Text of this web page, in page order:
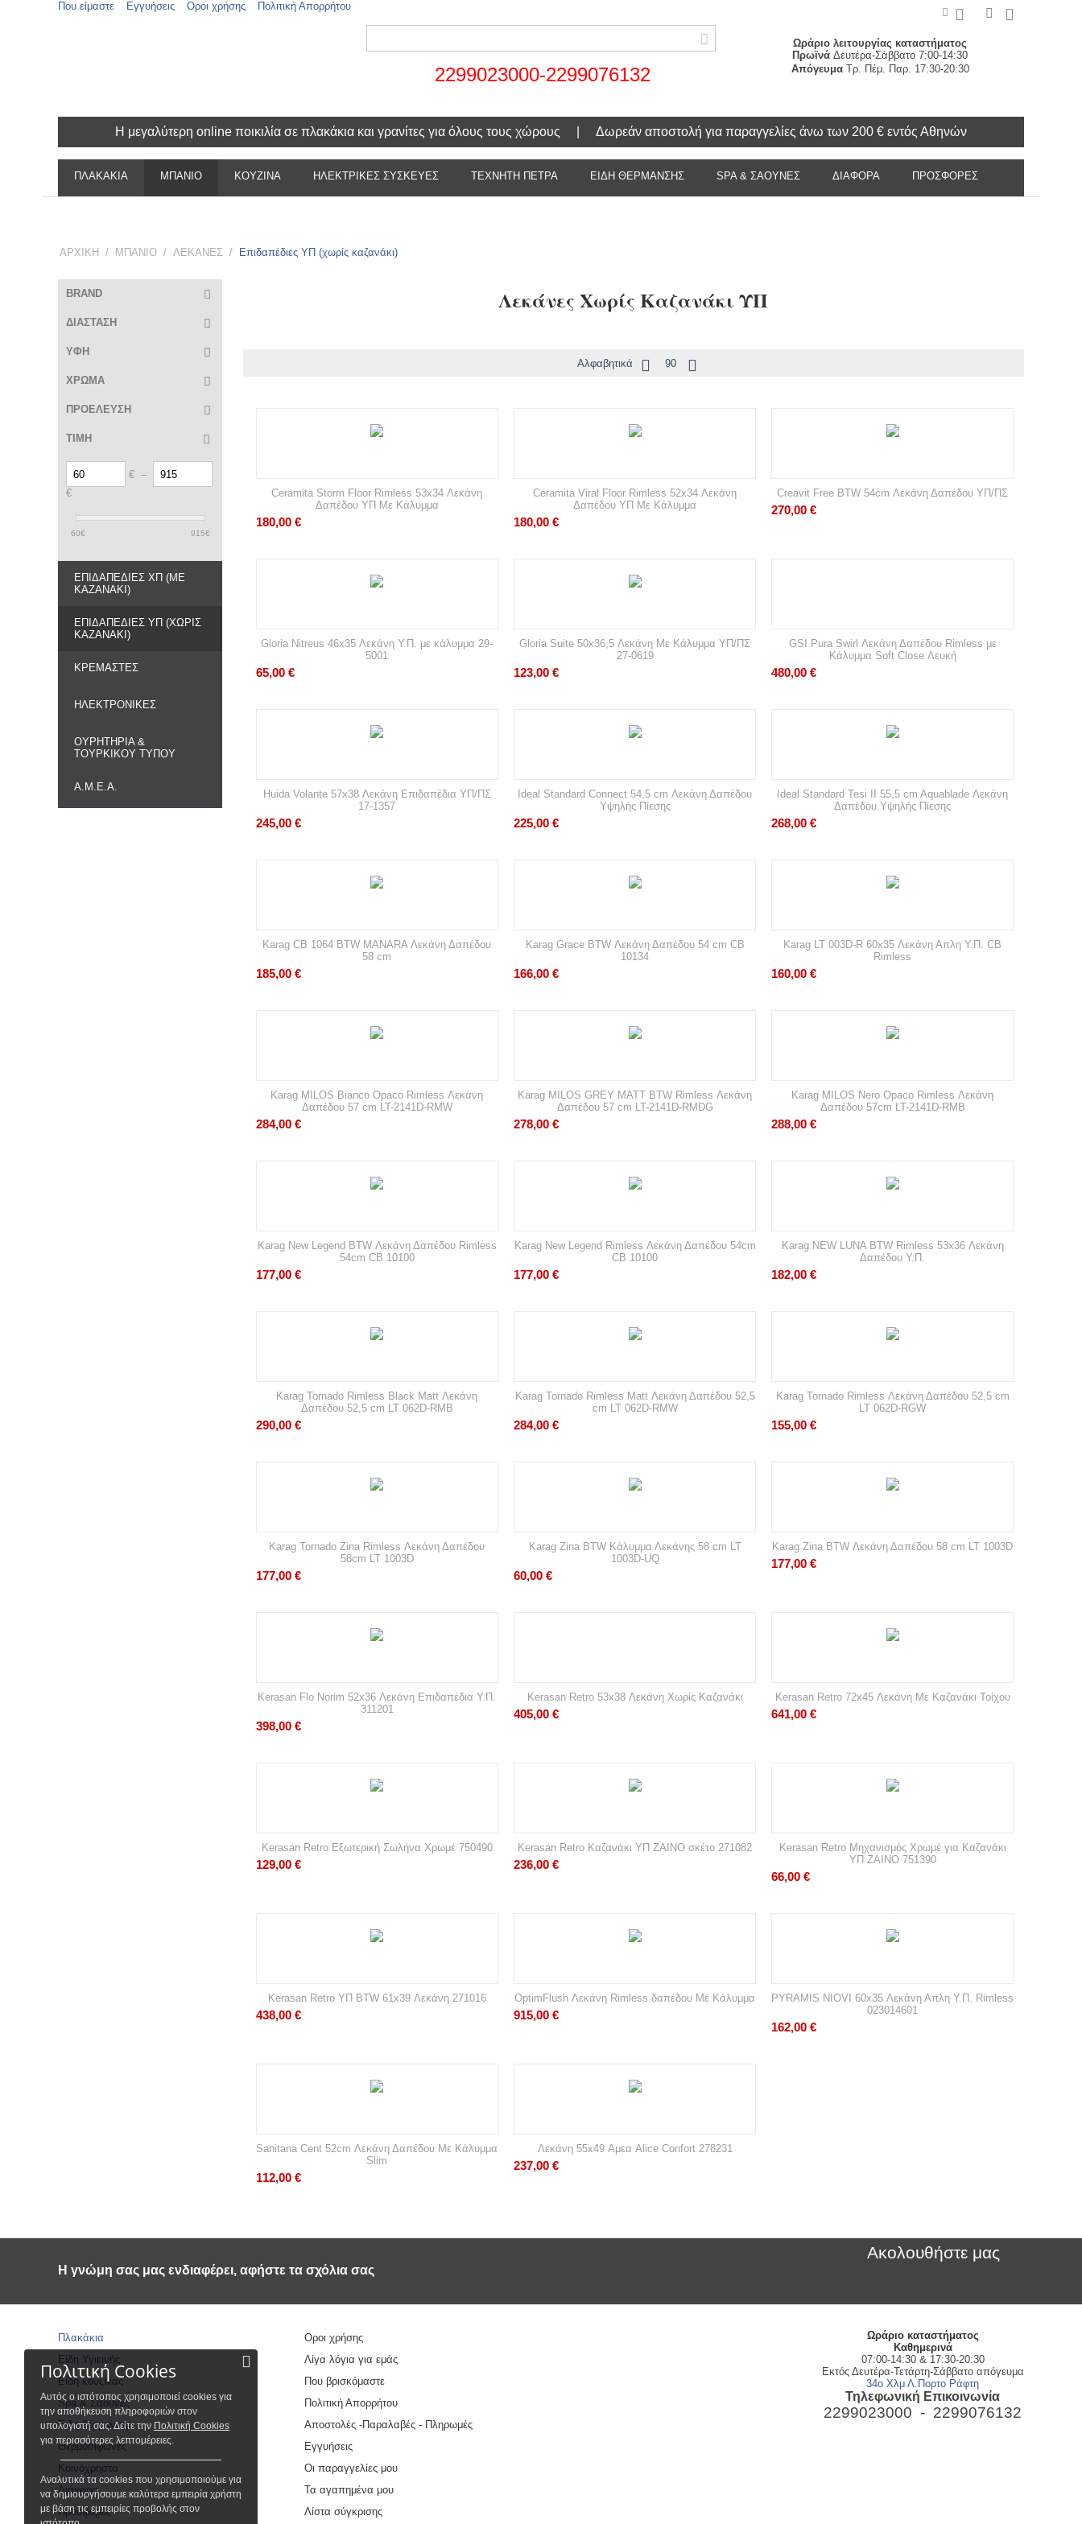
Που είμαστε Εγγυήσεις Οροι χρήσης Πολιτική Απορρήτου
2299023000-2299076132
Ωράριο λειτουργίας καταστήματος
ΠρωϊνάΔευτέρα-Σάββατο 7:00-14:30
Απόγευμα Τρ. Πέμ. Παρ. 17:30-20:30
Η μεγαλύτερη online ποικιλία σε πλακάκια και γρανίτες για όλους τους χώρους | Δωρεάν αποστολή για παραγγελίες άνω των 200 € εντός Αθηνών
ΠΛΑΚΑΚΙΑ ΜΠΑΝΙΟ ΚΟΥΖΙΝΑ ΗΛΕΚΤΡΙΚΕΣ ΣΥΣΚΕΥΕΣ ΤΕΧΝΗΤΗ ΠΕΤΡΑ ΕΙΔΗ ΘΕΡΜΑΝΣΗΣ SPA & ΣΑΟΥΝΕΣ ΔΙΑΦΟΡΑ ΠΡΟΣΦΟΡΈΣ
ΑΡΧΙΚΗ / ΜΠΑΝΙΟ / ΛΕΚΑΝΕΣ / Επιδαπέδιες ΥΠ (χωρίς καζανάκι)
BRAND
ΔΙΑΣΤΑΣΗ
ΥΦΗ
ΧΡΩΜΑ
ΠΡΟΕΛΕΥΣΗ
ΤΙΜΗ
€ –
€
60€ 915€
ΕΠΙΔΑΠΈΔΙΕΣ ΧΠ (ΜΕ
ΚΑΖΑΝΆΚΙ)
ΕΠΙΔΑΠΈΔΙΕΣ ΥΠ (ΧΩΡΊΣ
ΚΑΖΑΝΆΚΙ)
ΚΡΕΜΑΣΤΈΣ
ΗΛΕΚΤΡΟΝΙΚΈΣ
ΟΥΡΗΤΉΡΙΑ &
ΤΟΎΡΚΙΚΟΥ ΤΎΠΟΥ
Α.Μ.Ε.Α.
Λεκάνες Χωρίς Καζανάκι ΥΠ
Αλφαβητικά 90
Ceramita Storm Floor Rimless 53x34 Λεκάνη
Δαπέδου ΥΠ Με Κάλυμμα
180,00 €
Ceramita Viral Floor Rimless 52x34 Λεκάνη
Δαπέδου ΥΠ Με Κάλυμμα
180,00 €
Creavit Free BTW 54cm Λεκάνη Δαπέδου ΥΠ/ΠΣ
270,00 €
Gloria Nitreus 46x35 Λεκάνη Υ.Π. με κάλυμμα 29-
5001
65,00 €
Gloria Suite 50x36,5 Λεκάνη Με Κάλυμμα ΥΠ/ΠΣ
27-0619
123,00 €
GSI Pura Swirl Λεκάνη Δαπέδου Rimless με
Κάλυμμα Soft Close Λευκή
480,00 €
Huida Volante 57x38 Λεκάνη Επιδαπέδια ΥΠ/ΠΣ
17-1357
245,00 €
Ideal Standard Connect 54,5 cm Λεκάνη Δαπέδου
Υψηλής Πίεσης
225,00 €
Ideal Standard Tesi II 55,5 cm Aquablade Λεκάνη
Δαπέδου Υψηλής Πίεσης
268,00 €
Karag CB 1064 BTW MANARA Λεκάνη Δαπέδου
58 cm
185,00 €
Karag Grace BTW Λεκάνη Δαπέδου 54 cm CB
10134
166,00 €
Karag LT 003D-R 60x35 Λεκάνη Απλη Υ.Π. CB
Rimless
160,00 €
Karag MILOS Bianco Opaco Rimless Λεκάνη
Δαπέδου 57 cm LT-2141D-RMW
284,00 €
Karag MILOS GREY MATT BTW Rimless Λεκάνη
Δαπέδου 57 cm LT-2141D-RMDG
278,00 €
Karag MILOS Nero Opaco Rimless Λεκάνη
Δαπέδου 57cm LT-2141D-RMB
288,00 €
Karag New Legend BTW Λεκάνη Δαπέδου Rimless
54cm CB 10100
177,00 €
Karag New Legend Rimless Λεκάνη Δαπέδου 54cm
CB 10100
177,00 €
Karag NEW LUNA BTW Rimless 53x36 Λεκάνη
Δαπέδου Υ.Π.
182,00 €
Karag Tornado Rimless Black Matt Λεκάνη
Δαπέδου 52,5 cm LT 062D-RMB
290,00 €
Karag Tornado Rimless Matt Λεκάνη Δαπέδου 52,5
cm LT 062D-RMW
284,00 €
Karag Tornado Rimless Λεκάνη Δαπέδου 52,5 cm
LT 062D-RGW
155,00 €
Karag Tornado Zina Rimless Λεκάνη Δαπέδου
58cm LT 1003D
177,00 €
Karag Zina BTW Κάλυμμα Λεκάνης 58 cm LT
1003D-UQ
60,00 €
Karag Zina BTW Λεκάνη Δαπέδου 58 cm LT 1003D
177,00 €
Kerasan Flo Norim 52x36 Λεκάνη Επιδαπέδια Υ.Π.
311201
398,00 €
Kerasan Retro 53x38 Λεκάνη Χωρίς Καζανάκι
405,00 €
Kerasan Retro 72x45 Λεκάνη Με Καζανάκι Τοίχου
641,00 €
Kerasan Retro Εξωτερική Σωλήνα Χρωμέ 750490
129,00 €
Kerasan Retro Καζανάκι ΥΠ ΖΑΙΝΟ σκέτο 271082
236,00 €
Kerasan Retro Μηχανισμός Χρωμέ για Καζανάκι
ΥΠ ΖΑΙΝΟ 751390
66,00 €
Kerasan Retro ΥΠ BTW 61x39 Λεκάνη 271016
438,00 €
OptimFlush Λεκάνη Rimless δαπέδου Με Κάλυμμα
915,00 €
PYRAMIS NIOVI 60x35 Λεκάνη Απλη Υ.Π. Rimless
023014601
162,00 €
Sanitana Cent 52cm Λεκάνη Δαπέδου Με Κάλυμμα
Slim
112,00 €
Λεκάνη 55x49 Αμεα Alice Confort 278231
237,00 €
Η γνώμη σας μας ενδιαφέρει, αφήστε τα σχόλια σας
Ακολουθήστε μας
Πλακάκια
Είδη Υγιεινής
Είδη κουζίνας
Spa & Σάουνες
Ειδη θέρμανσης
Θερμοσίφωνες
Κοινόχρηστα
Διάφορα
Προσφορές
Οροι χρήσης
Λίγα λόγια για εμάς
Που βρισκόμαστε
Πολιτική Απορρήτου
Αποστολές -Παραλαβές - Πληρωμές
Εγγυήσεις
Οι παραγγελίες μου
Τα αγαπημένα μου
Λίστα σύγκρισης
Ωράριο καταστήματος
Kαθημερινά
07:00-14:30 & 17:30-20:30
Εκτός Δευτέρα-Τετάρτη-Σάββατο απόγευμα
34ο Χλμ Λ.Πορτο Ράφτη
Τηλεφωνική Επικοινωνία
2299023000 - 2299076132
Πολιτική Cookies
Αυτός ο ιστότοπος χρησιμοποιεί cookies για
την αποθήκευση πληροφοριών στον
υπολογιστή σας. Δείτε την Πολιτική Cookies
για περισσότερες λεπτομέρειες.
Αναλυτικά τα cookies που χρησιμοποιούμε για
να δημιουργήσουμε καλύτερα εμπειρία χρήστη
με βάση τις εμπειρίες προβολής στον